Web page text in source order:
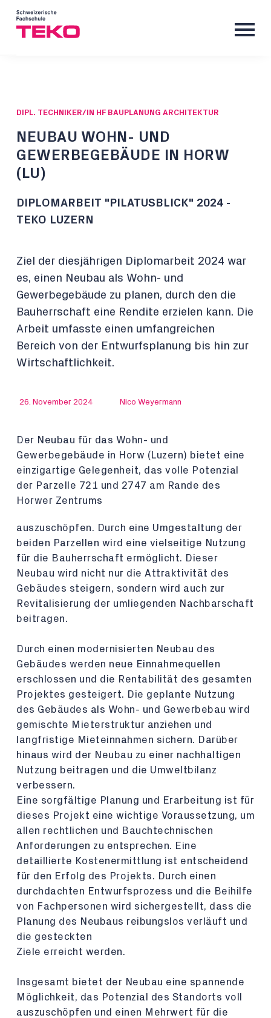
DIPL. TECHNIKER/IN HF BAUPLANUNG ARCHITEKTUR
NEUBAU WOHN- UND
GEWERBEGEBÄUDE IN HORW
(LU)
DIPLOMARBEIT "PILATUSBLICK" 2024 -
TEKO LUZERN
Ziel der diesjährigen Diplomarbeit 2024 war
es, einen Neubau als Wohn- und
Gewerbegebäude zu planen, durch den die
Bauherrschaft eine Rendite erzielen kann. Die
Arbeit umfasste einen umfangreichen
Bereich von der Entwurfsplanung bis hin zur
Wirtschaftlichkeit.
26. November 2024 Nico Weyermann
Der Neubau für das Wohn- und
Gewerbegebäude in Horw (Luzern) bietet eine
einzigartige Gelegenheit, das volle Potenzial
der Parzelle 721 und 2747 am Rande des
Horwer Zentrums
auszuschöpfen. Durch eine Umgestaltung der
beiden Parzellen wird eine vielseitige Nutzung
für die Bauherrschaft ermöglicht. Dieser
Neubau wird nicht nur die Attraktivität des
Gebäudes steigern, sondern wird auch zur
Revitalisierung der umliegenden Nachbarschaft
beitragen.
Durch einen modernisierten Neubau des
Gebäudes werden neue Einnahmequellen
erschlossen und die Rentabilität des gesamten
Projektes gesteigert. Die geplante Nutzung
des Gebäudes als Wohn- und Gewerbebau wird
gemischte Mieterstruktur anziehen und
langfristige Mieteinnahmen sichern. Darüber
hinaus wird der Neubau zu einer nachhaltigen
Nutzung beitragen und die Umweltbilanz
verbessern.
Eine sorgfältige Planung und Erarbeitung ist für
dieses Projekt eine wichtige Voraussetzung, um
allen rechtlichen und Bauchtechnischen
Anforderungen zu entsprechen. Eine
detaillierte Kostenermittlung ist entscheidend
für den Erfolg des Projekts. Durch einen
durchdachten Entwurfsprozess und die Beihilfe
von Fachpersonen wird sichergestellt, dass die
Planung des Neubaus reibungslos verläuft und
die gesteckten
Ziele erreicht werden.
Insgesamt bietet der Neubau eine spannende
Möglichkeit, das Potenzial des Standorts voll
auszuschöpfen und einen Mehrwert für die